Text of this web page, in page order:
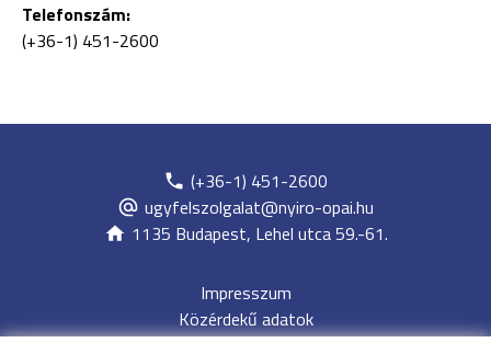
Telefonszám:
(+36-1) 451-2600
(+36-1) 451-2600
ugyfelszolgalat@nyiro-opai.hu
1135 Budapest, Lehel utca 59.-61.
Impresszum
Közérdekű adatok
Adatvédelem